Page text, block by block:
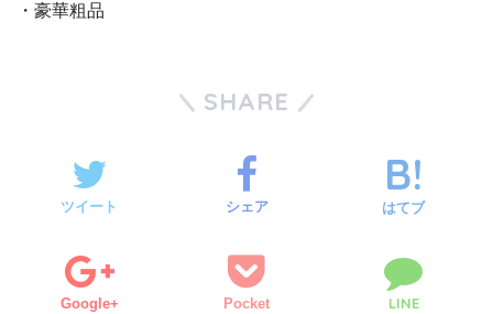
・豪華粗品
SHARE
ツイート シェア はてブ
Google+ Pocket LINE